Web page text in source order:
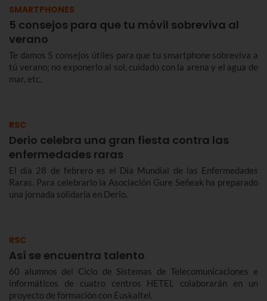
SMARTPHONES
5 consejos para que tu móvil sobreviva al
verano
Te damos 5 consejos útiles para que tu smartphone sobreviva a
tú verano; no exponerlo al sol, cuidado con la arena y el agua de
mar, etc.
RSC
Derio celebra una gran fiesta contra las
enfermedades raras
El día 28 de febrero es el Día Mundial de las Enfermedades
Raras. Para celebrarlo la Asociación Gure Señeak ha preparado
una jornada solidaria en Derio.
RSC
Así se encuentra talento
60 alumnos del Ciclo de Sistemas de Telecomunicaciones e
informáticos de cuatro centros HETEL colaborarán en un
proyecto de formación con Euskaltel.